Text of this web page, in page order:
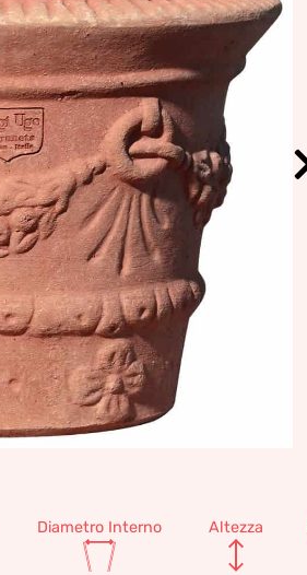
Diametro Interno Altezza